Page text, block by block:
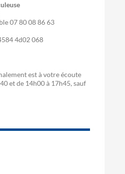
07 80 08 86 63
4d02 068
est à votre écoute
et de 14h00 à 17h45, sauf